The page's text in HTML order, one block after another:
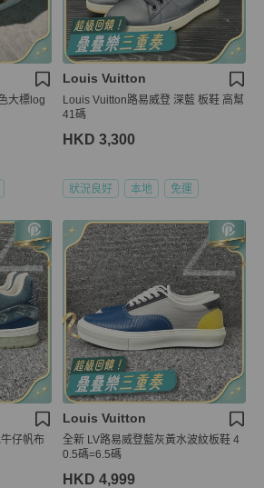
大標log
Louis Vuitton
Louis Vuitton路易威登 深藍 板鞋 高幫
41碼
HKD 3,300
狀況良好 本地 免運
仔帆布
Louis Vuitton
全新 LV路易威登藍灰黃水波紋板鞋 4
0.5碼=6.5碼
HKD 4,999